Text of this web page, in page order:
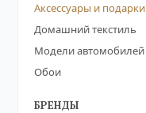
Аксессуары и подарки
Домашний текстиль
Модели автомобилей
Обои
БРЕНДЫ